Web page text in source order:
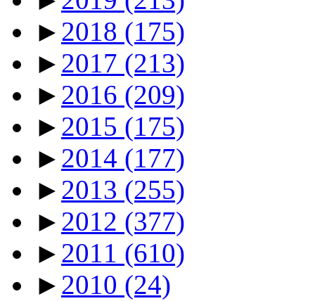
► 2018 (175)
► 2017 (213)
► 2016 (209)
► 2015 (175)
► 2014 (177)
► 2013 (255)
► 2012 (377)
► 2011 (610)
► 2010 (24)